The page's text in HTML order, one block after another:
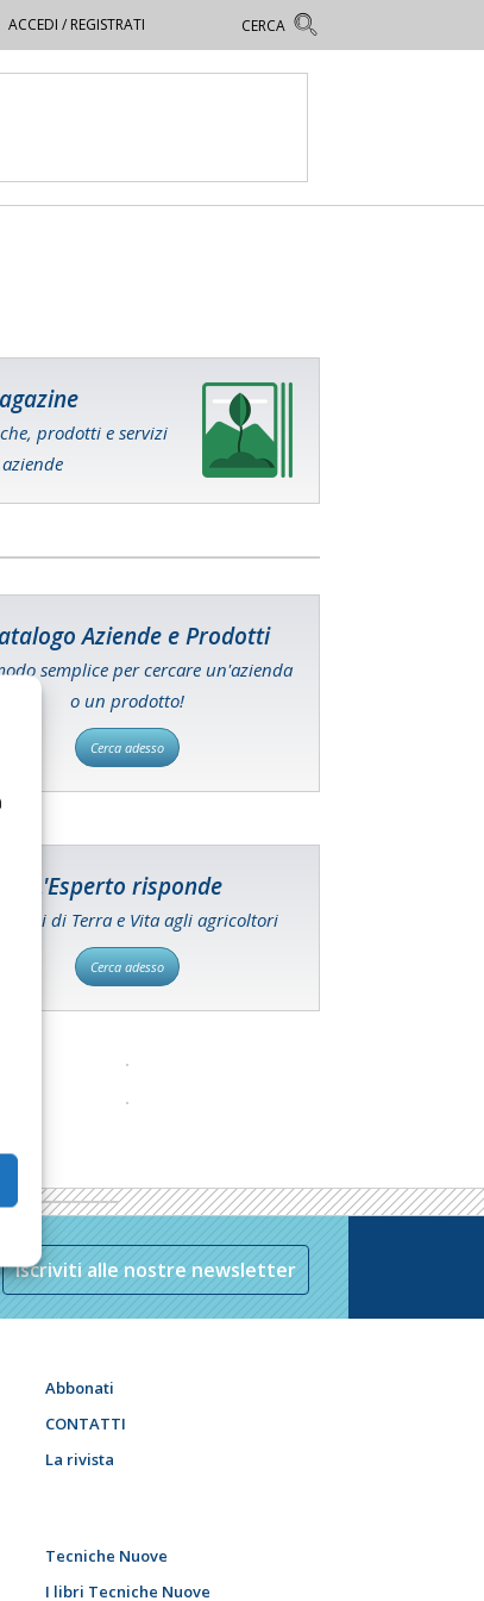
ACCEDI / REGISTRATI
prodotti e servizi
Aziende e Prodotti
semplice per cercare un'azienda
o un prodotto!
Cerca adesso
L'Esperto risponde
di Terra e Vita agli agricoltori
Cerca adesso
Iscriviti alle nostre newsletter
Abbonati
CONTATTI
La rivista
Tecniche Nuove
I libri Tecniche Nuove